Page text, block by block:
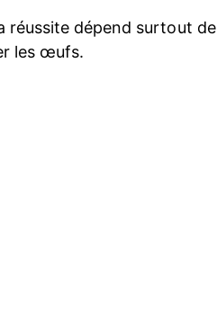
réussite dépend surtout de
les œufs.